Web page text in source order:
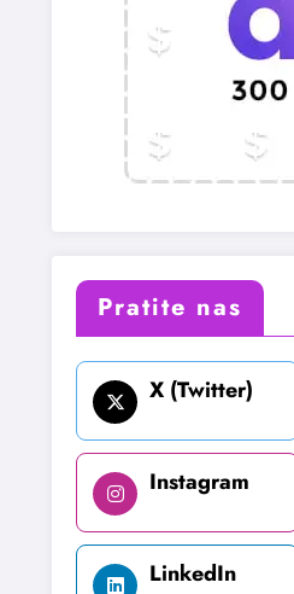
Pratite nas
X (Twitter)
Instagram
LinkedIn